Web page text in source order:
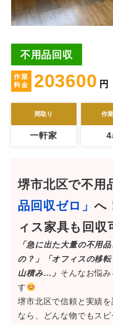
不用品回収
作業
料金
203600 円
間取り
一軒家
作
4
堺市北区で不用
品回収ゼロ」 へ
ィス家具も回収
「急に出た大量の不用
の？」「オフィスの移
山積み…」 そんなお悩
す
堺市北区で信頼と実績を
なら、どんな物でもス